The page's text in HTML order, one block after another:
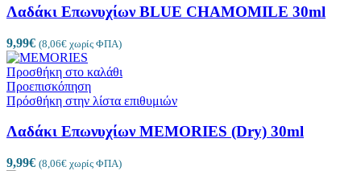
Λαδάκι Επωνυχίων BLUE CHAMOMILE 30ml
9,99€ (8,06€ χωρίς ΦΠΑ)
Προσθήκη στο καλάθι
Προεπισκόπηση
Πρόσθήκη στην λίστα επιθυμιών
Λαδάκι Επωνυχίων MEMORIES (Dry) 30ml
9,99€ (8,06€ χωρίς ΦΠΑ)